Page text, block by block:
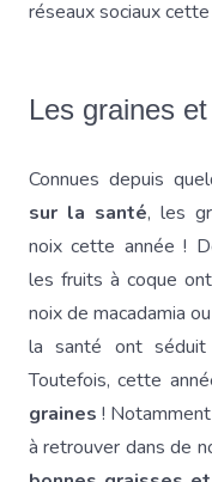
réseaux sociaux cette
Les graines
Connues depuis
sur la santé, les
noix cette année !
les fruits à coque
noix de macadamia
la santé ont séduit
Toutefois, cette
graines !
à retrouver dans de